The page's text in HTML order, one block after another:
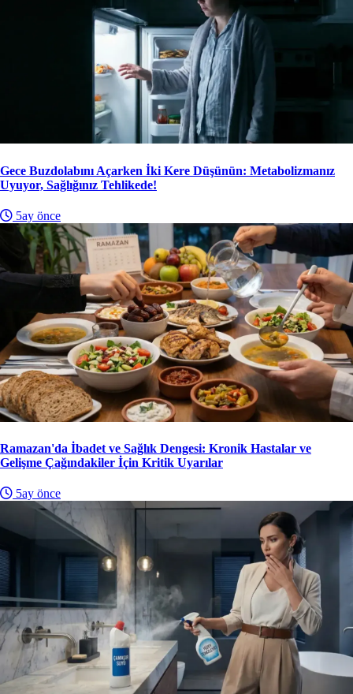
Gece Buzdolabını Açarken İki Kere Düşünün: Metabolizmanız
Uyuyor, Sağlığınız Tehlikede!
5ay önce
Ramazan'da İbadet ve Sağlık Dengesi: Kronik Hastalar ve
Gelişme Çağındakiler İçin Kritik Uyarılar
5ay önce